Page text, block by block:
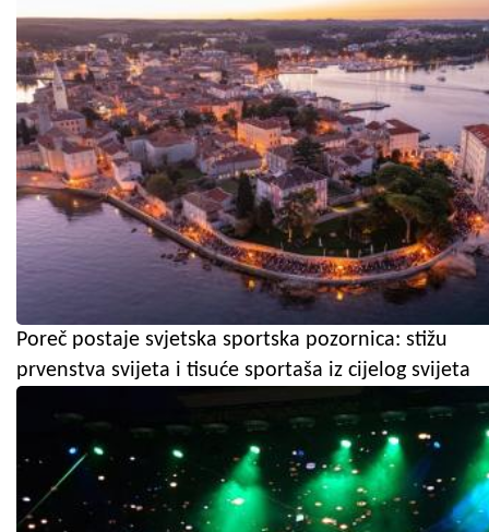
Poreč postaje svjetska sportska pozornica: stižu
prvenstva svijeta i tisuće sportaša iz cijelog svijeta